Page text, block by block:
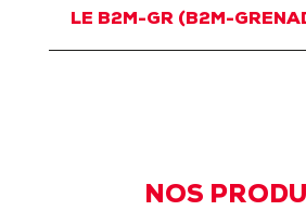
LE B2M-GR (B2M-
NOS